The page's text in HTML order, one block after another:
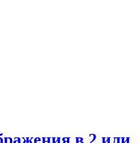
в 2 или